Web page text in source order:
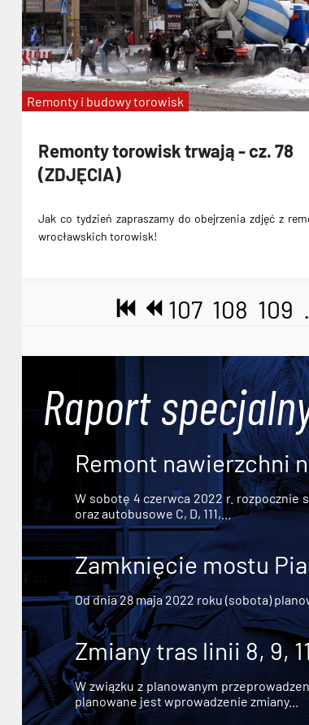
Remonty torowisk trwają - cz. 78
(ZDJĘCIA)
Jak co tydzień zapraszamy do obejrzenia zdjęć z
wrocławskich torowisk!
Remonty i budowy torowisk
107 108 109
Raport
Remont nawierzchni
W sobotę 4 czerwca 2022 r. rozpocznie
oraz autobusowe C, D, 111,...
Zamknięcie mostu
Od dnia 28 maja 2022 roku (sobota)
Zmiany tras linii 8, 9,
W związku z planowanym
planowane jest wprowadzenie zmiany...